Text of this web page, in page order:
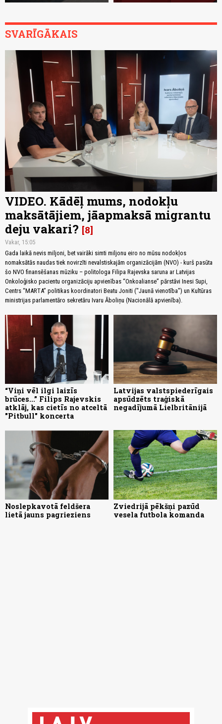
SVARĪGĀKAIS
VIDEO. Kādēļ mums, nodokļu
maksātājiem, jāapmaksā migrantu
deju vakari? 8
Vakar, 15:05
Gada laikā nevis miljoni, bet vairāki simti miljonu eiro no mūsu nodokļos
nomaksātās naudas tiek novirzīti nevalstiskajām organizācijām (NVO) - kurš pasūta
šo NVO finansēšanas mūziku – politologa Filipa Rajevska saruna ar Latvijas
Onkoloģisko pacientu organizāciju apvienības “Onkoalianse” pārstāvi Inesi Supi,
Centrs “MARTA” politikas koordinatori Beatu Joniti ("Jaunā vienotība") un Kultūras
ministrijas parlamentāro sekretāru Ivaru Āboliņu (Nacionālā apvienība).
“Viņi vēl ilgi laizīs
brūces...” Filips Rajevskis
atklāj, kas cietīs no atceltā
"Pitbull" koncerta
Latvijas valstspiederīgais
apsūdzēts traģiskā
negadījumā Lielbritānijā
Noslepkavotā feldšera
lietā jauns pagrieziens
Zviedrijā pēkšņi pazūd
vesela futbola komanda